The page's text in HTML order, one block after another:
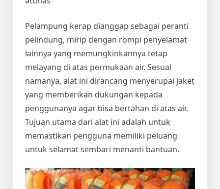
Pelampung kerap dianggap sebagai peranti
pelindung, mirip dengan rompi penyelamat
lainnya yang memungkinkannya tetap
melayang di atas permukaan air. Sesuai
namanya, alat ini dirancang menyerupai jaket
yang memberikan dukungan kepada
penggunanya agar bisa bertahan di atas air.
Tujuan utama dari alat ini adalah untuk
memastikan pengguna memiliki peluang
untuk selamat sembari menanti bantuan.